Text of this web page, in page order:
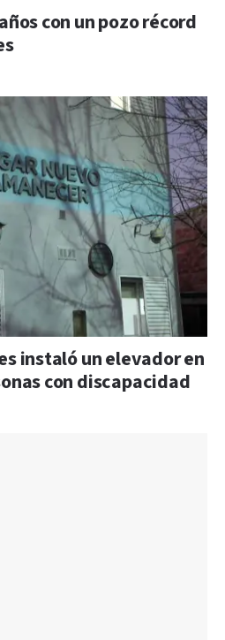
con un pozo récord
instaló un elevador en
con discapacidad